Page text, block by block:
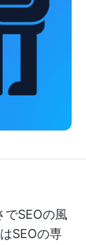
でSEOの風
SEOの専